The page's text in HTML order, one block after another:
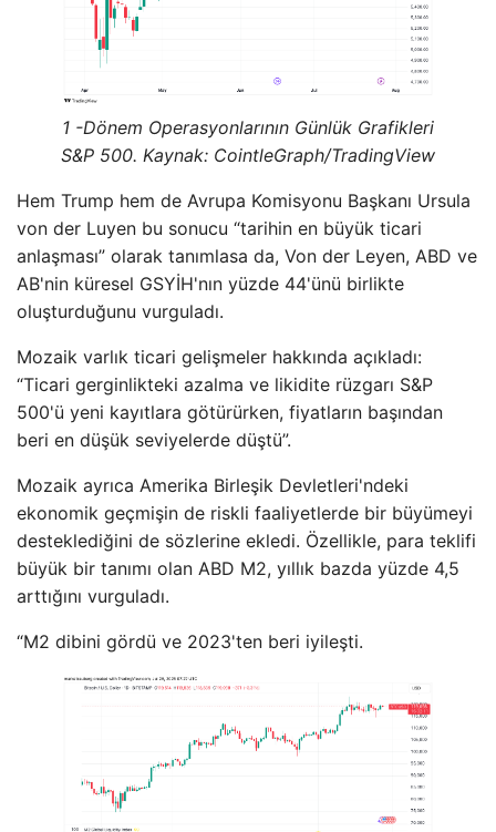
1 -Dönem Operasyonlarının Günlük Grafikleri
S&P 500. Kaynak: CointleGraph/TradingView
Hem Trump hem de Avrupa Komisyonu Başkanı Ursula
von der Luyen bu sonucu “tarihin en büyük ticari
anlaşması” olarak tanımlasa da, Von der Leyen, ABD ve
AB'nin küresel GSYİH'nın yüzde 44'ünü birlikte
oluşturduğunu vurguladı.
Mozaik varlık ticari gelişmeler hakkında açıkladı:
“Ticari gerginlikteki azalma ve likidite rüzgarı S&P
500'ü yeni kayıtlara götürürken, fiyatların başından
beri en düşük seviyelerde düştü”.
Mozaik ayrıca Amerika Birleşik Devletleri'ndeki
ekonomik geçmişin de riskli faaliyetlerde bir büyümeyi
desteklediğini de sözlerine ekledi. Özellikle, para teklifi
büyük bir tanımı olan ABD M2, yıllık bazda yüzde 4,5
arttığını vurguladı.
“M2 dibini gördü ve 2023'ten beri iyileşti.